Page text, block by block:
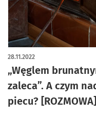
„Węglem
zaleca”. A czym
piecu? [ROZMOWA]
28.11.2022